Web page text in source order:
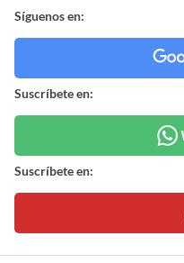
Síguenos en:
Suscríbete en:
Suscríbete en: